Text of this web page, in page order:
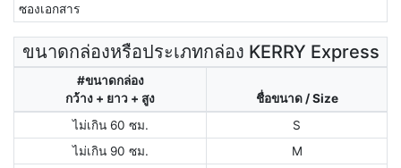
ซองเอกสาร
ขนาดกล่องหรือประเภทกล่อง KERRY Express
#ขนาดกล่อง
กว้าง + ยาว + สูง
ชื่อขนาด / Size
ไม่เกิน 60 ซม.
S
ไม่เกิน 90 ซม.
M